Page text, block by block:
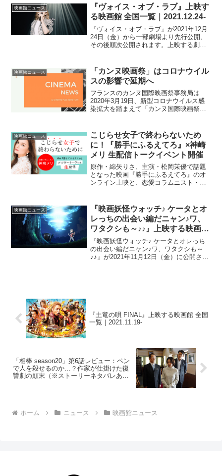
ッド・シネマ札幌 イオンシネマ江別イオ
ンシネマ小樽イ...
映画館ニュース
『ヴォイス・オブ・ラブ』上映す
る映画館 全国一覧｜2021.12.24-
『ヴォイス・オブ・ラブ』が2021年12月
24日（金）から一部劇場より先行公開、
その後順次公開されます。上映する劇場
海道札幌シアターキノ※2022年1月2日
（日）〜シネ...
映画館ニュース
「カンヌ映画祭」はコロナウイル
スの影響で延期へ
フランスのカンヌ国際映画祭事務局は
2020年3月19日、新型コロナウイルス感
染拡大を踏まえて「カンヌ国際映画祭」
催時期については、6月末から7月初めを
含む複数の...
映画館ニュース
こじらせ女子で終わらないため
に！『勝手にふるえてろ』×神崎
メリ 生配信トークイベント開催
原作・綿矢りさ、主演・松岡茉優で話題
となった映画『勝手にふるえてろ』のオ
ンライン上映と、恋愛コラムニスト・神
るえてろ』は、恋愛経験ゼロで10年間片
思い中の24歳O...
映画館ニュース
『映画妖怪ウォッチ♪ ケータとオ
レっちの出会い編だニャン♪ワ、
ワタクシも～♪♪』上映する映画館
全国一覧｜2021.11.12-
『映画妖怪ウォッチ♪ ケータとオレっち
の出会い編だニャン♪ワ、ワタクシも～
♪♪』が2021年11月12日（金）に公開され
『土竜の唄 FINAL』上映する映画館 全国
一覧｜2021.11.19-
「相棒 season20」第6話レビュー：ペン
で人を殺せるのか…？作家が仕掛けた復
讐劇の顛末（※ストーリーネタバレあ
ホーム ニュース 映画館ニュース